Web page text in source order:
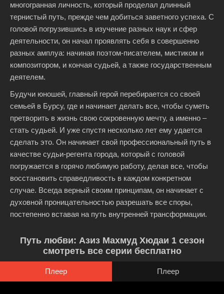
многогранная личность, который проделал длинный
тернистый путь, прежде чем добиться заветного успеха. С
головой погрузившись в изучение разных наук и сфер
деятельности, он начал проявлять себя в совершенно
разных амплуа: начиная поэтом-писателем, мистиком и
композитором, и кончая судьей, а также государственным
деятелем.
Будучи юношей, главный герой перебирается со своей
семьей в Бурсу, где и начинает делать все, чтобы суметь
претворить в жизнь свою сокровенную мечту, а именно –
стать судьей. И уже спустя несколько лет ему удается
сделать это. Он начинает свой профессиональный путь в
качестве судьи-регента города, который с головой
погружается в горячо любимую работу, делая все, чтобы
восстановить справедливость в каждом конкретном
случае. Всегда верный своим принципам, он начинает с
духовной проницательностью разрешать все споры,
постепенно вставая на путь внутренней трансформации.
Путь любви: Азиз Махмуд Хюдаи 1 сезон
смотреть все серии бесплатно
Плеер Плеер